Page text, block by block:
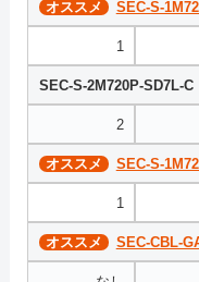
オススメ SEC-S-
1
SEC-S-2M720P-SD7L-C
2
オススメ SEC-S-
1
オススメ SEC-CBL-